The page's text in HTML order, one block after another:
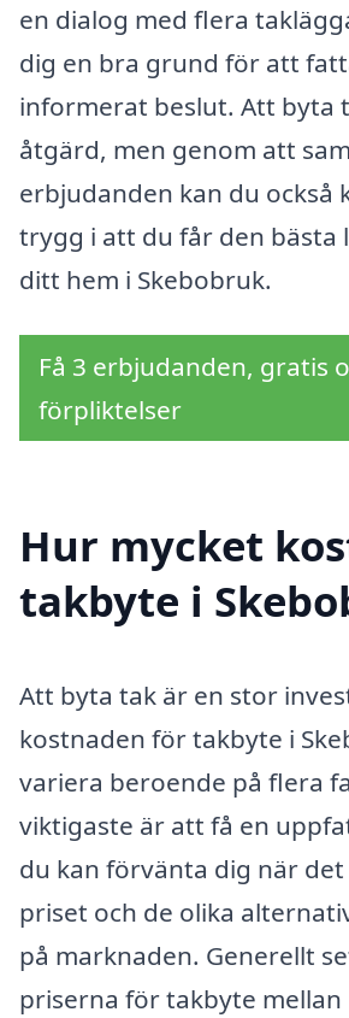
en dialog med flera
dig en bra grund för att
informerat beslut. Att byta
åtgärd, men genom att
erbjudanden kan du också
trygg i att du får den bästa
ditt hem i Skebobruk.
Få 3 erbjudanden, gratis
förpliktelser
Hur mycket
takbyte i
Att byta tak är en stor
kostnaden för takbyte i
variera beroende på flera
viktigaste är att få en
du kan förvänta dig när
priset och de olika
på marknaden. Generellt
priserna för takbyte mellan